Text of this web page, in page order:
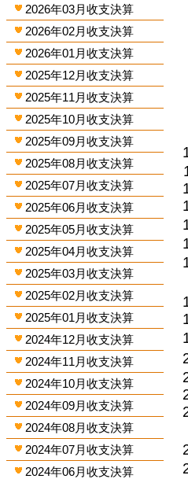
2026年03月收支決算
2026年02月收支決算
2026年01月收支決算
2025年12月收支決算
2025年11月收支決算
2025年10月收支決算
2025年09月收支決算
2025年08月收支決算
2025年07月收支決算
2025年06月收支決算
2025年05月收支決算
2025年04月收支決算
2025年03月收支決算
2025年02月收支決算
2025年01月收支決算
2024年12月收支決算
2024年11月收支決算
2024年10月收支決算
2024年09月收支決算
2024年08月收支決算
2024年07月收支決算
2024年06月收支決算